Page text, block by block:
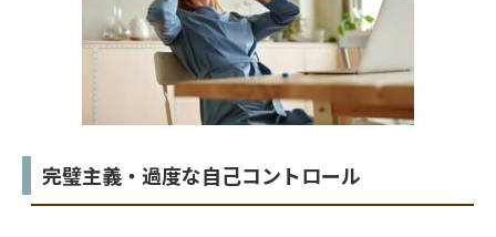
完璧主義・過度な自己コントロール